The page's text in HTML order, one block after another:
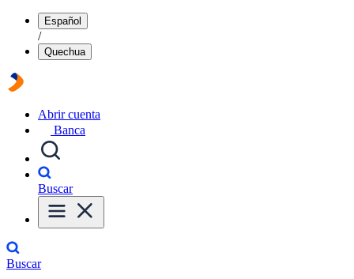
Español
/
Quechua
Abrir cuenta
Banca
Buscar
Buscar